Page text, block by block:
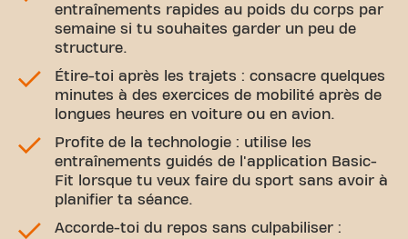
entraînements rapides au poids du corps par
semaine si tu souhaites garder un peu de
structure.
Étire-toi après les trajets : consacre quelques
minutes à des exercices de mobilité après de
longues heures en voiture ou en avion.
Profite de la technologie : utilise les
entraînements guidés de l'application Basic-
Fit lorsque tu veux faire du sport sans avoir à
planifier ta séance.
Accorde-toi du repos sans culpabiliser :